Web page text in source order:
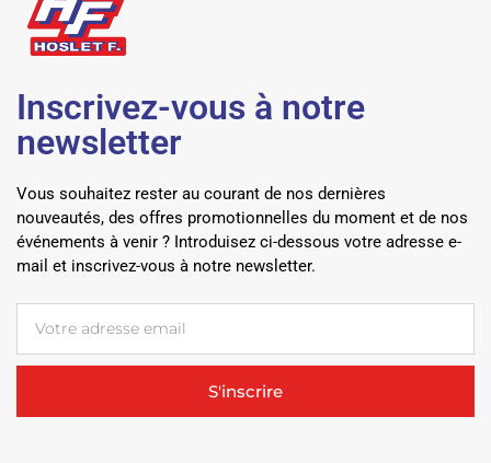
Inscrivez-vous à notre
newsletter
Vous souhaitez rester au courant de nos dernières
nouveautés, des offres promotionnelles du moment et de nos
événements à venir ? Introduisez ci-dessous votre adresse e-
mail et inscrivez-vous à notre newsletter.
S'inscrire